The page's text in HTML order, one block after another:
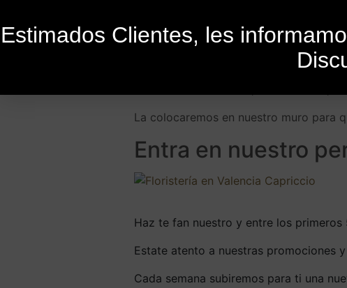
Estimados Clientes, les
Por
La colocaremos en nuestro muro para
Entra en nuestro
Haz te fan nuestro y entre los
Estate atento a nuestras promociones
Cada semana subiremos para ti una